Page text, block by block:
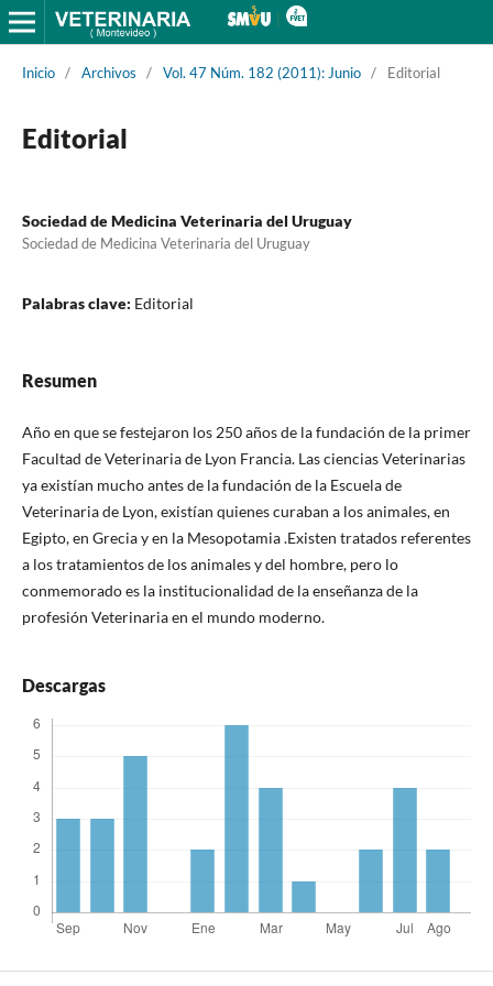
Inicio / Archivos / Vol. 47 Núm. 182 (2011): Junio / Editorial
Editorial
Sociedad de Medicina Veterinaria del Uruguay
Sociedad de Medicina Veterinaria del Uruguay
Palabras clave: Editorial
Resumen
Año en que se festejaron los 250 años de la fundación de la primer
Facultad de Veterinaria de Lyon Francia. Las ciencias Veterinarias
ya existían mucho antes de la fundación de la Escuela de
Veterinaria de Lyon, existían quienes curaban a los animales, en
Egipto, en Grecia y en la Mesopotamia .Existen tratados referentes
a los tratamientos de los animales y del hombre, pero lo
conmemorado es la institucionalidad de la enseñanza de la
profesión Veterinaria en el mundo moderno.
Descargas